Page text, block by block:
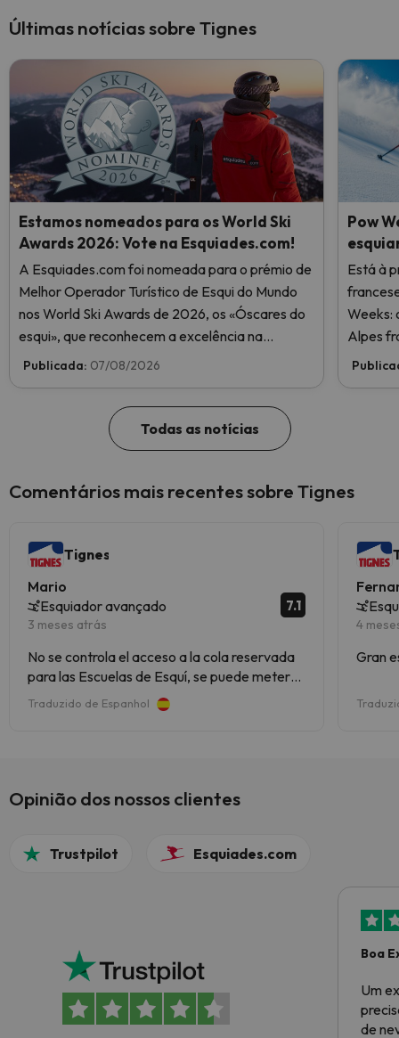
Últimas notícias sobre Tignes
Estamos nomeados para os World Ski
Awards 2026: Vote na Esquiades.com!
A Esquiades.com foi nomeada para o prémio de
Melhor Operador Turístico de Esqui do Mundo
nos World Ski Awards de 2026, os «Óscares do
esqui», que reconhecem a excelência na
indústria do esqui. Vote agora e ajude-nos a
Publicada: 07/08/2026
Pow
Está à
Weeks:
Alpes
Todas as notícias
Comentários mais recentes sobre Tignes
Tignes
Mario
Esquiador avançado
3 meses atrás
7.1
No se controla el acceso a la cola reservada
para las Escuelas de Esquí, se puede meter
cualquiera que se quiera identificar como
Profesor, o cualquiera en general, podrían
Traduzido de Espanhol
4
Gran
Opinião dos nossos clientes
Trustpilot Esquiades.com
Boa
Um
de